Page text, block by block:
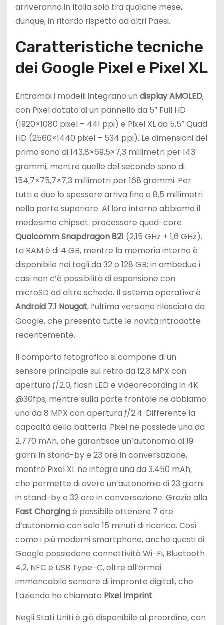
arriveranno in Italia solo tra qualche mese,
dunque, in ritardo rispetto ad altri Paesi.
Caratteristiche tecniche
dei Google Pixel e Pixel XL
Entrambi i modelli integrano un display AMOLED,
con Pixel dotato di un pannello da 5” Full HD
(1920×1080 pixel – 441 ppi) e Pixel XL da 5,5” Quad
HD (2560×1440 pixel – 534 ppi). Le dimensioni del
primo sono di 143,8×69,5×7,3 millimetri per 143
grammi, mentre quelle del secondo sono di
154,7×75,7×7,3 millimetri per 168 grammi. Per
tutti e due lo spessore arriva fino a 8,5 millimetri
nella parte superiore. Al loro interno abbiamo il
medesimo chipset: processore quad-core
Qualcomm Snapdragon 821 (2,15 GHz + 1,6 GHz).
La RAM è di 4 GB, mentre la memoria interna è
disponibile nei tagli da 32 o 128 GB; in ambedue i
casi non c’è possibilità di espansione con
microSD od altre schede. Il sistema operativo è
Android 7.1 Nougat, l’ultima versione rilasciata da
Google, che presenta tutte le novità introdotte
recentemente.
Il comparto fotografico si compone di un
sensore principale sul retro da 12,3 MPX con
apertura ƒ/2.0, flash LED e videorecording in 4K
@30fps, mentre sulla parte frontale ne abbiamo
uno da 8 MPX con apertura ƒ/2.4. Differente la
capacità della batteria. Pixel ne possiede una da
2.770 mAh, che garantisce un’autonomia di 19
giorni in stand-by e 23 ore in conversazione,
mentre Pixel XL ne integra una da 3.450 mAh,
che permette di avere un’autonomia di 23 giorni
in stand-by e 32 ore in conversazione. Grazie alla
Fast Chargingè possibile ottenere 7 ore
d’autonomia con solo 15 minuti di ricarica. Così
come i più moderni smartphone, anche questi di
Google possiedono connettività Wi-Fi, Bluetooth
4.2, NFC e USB Type-C, oltre all’ormai
immancabile sensore di impronte digitali, che
l’azienda ha chiamato Pixel Imprint.
Negli Stati Uniti è già disponibile al preordine, con